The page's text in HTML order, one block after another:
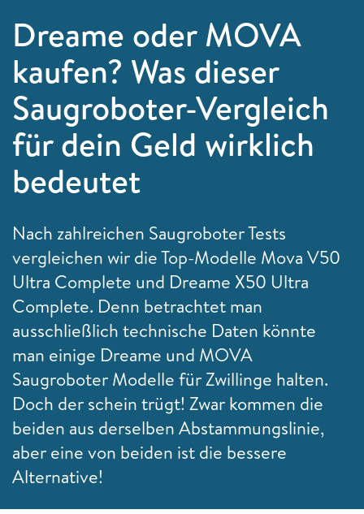
Dreame oder MOVA
kaufen? Was dieser
Saugroboter-Vergleich
für dein Geld wirklich
bedeutet
Nach zahlreichen Saugroboter Tests
vergleichen wir die Top-Modelle Mova V50
Ultra Complete und Dreame X50 Ultra
Complete. Denn betrachtet man
ausschließlich technische Daten könnte
man einige Dreame und MOVA
Saugroboter Modelle für Zwillinge halten.
Doch der schein trügt! Zwar kommen die
beiden aus derselben Abstammungslinie,
aber eine von beiden ist die bessere
Alternative!